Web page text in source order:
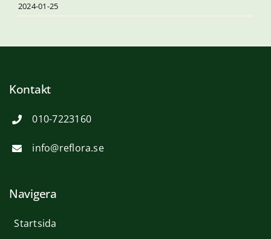
2024-01-25
Kontakt
010-7223160
info@reflora.se
Navigera
Startsida